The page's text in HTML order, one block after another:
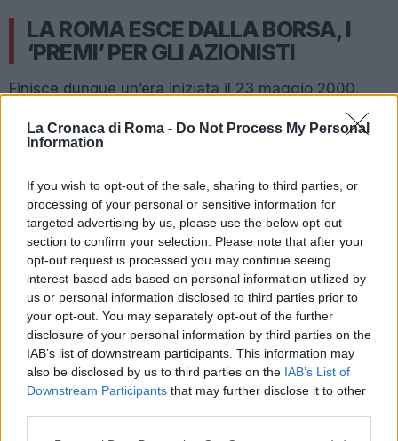
La Cronaca di Roma - Do Not Process My Personal
Information
If you wish to opt-out of the sale, sharing to third parties, or
processing of your personal or sensitive information for
targeted advertising by us, please use the below opt-out
section to confirm your selection. Please note that after your
opt-out request is processed you may continue seeing
interest-based ads based on personal information utilized by
us or personal information disclosed to third parties prior to
your opt-out. You may separately opt-out of the further
disclosure of your personal information by third parties on the
IAB’s list of downstream participants. This information may
also be disclosed by us to third parties on the IAB’s List of
Downstream Participants that may further disclose it to other
LA ROMA ESCE DALLA BORSA, I
‘PREMI’ PER GLI AZIONISTI
Finisce dunque un’era iniziata il 23 maggio 2000,
con il 29% del capitale sociale collocato dall’allora
presidente Sensi a 5,50 euro ad azione. Per premiarli
riserveranno agli azionisti numerose offerte
esclusive. Divise in tre fasce all’interno del ‘Loyalty
Program’, queste ultime comprenderanno una cena
con i patron e un incontro con i dirigenti. Ma non
solo: coinvolti potrebbero essere anche Mourinho e
la squadra, protagonisti di un evento o di un
allenamento ‘esclusivo’ a Trigoria. Ma si tratta solo di
una parte delle iniziative previste, che i Friedkin
contano di portare avanti almeno per le prossime
cinque stagioni.
Successiva